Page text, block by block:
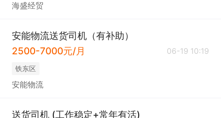
海盛经贸
安能物流送货司机（有补助）
2500-7000元/月
06-19 10:19
铁东区
安能物流
送货司机 (工作稳定+常年有活)